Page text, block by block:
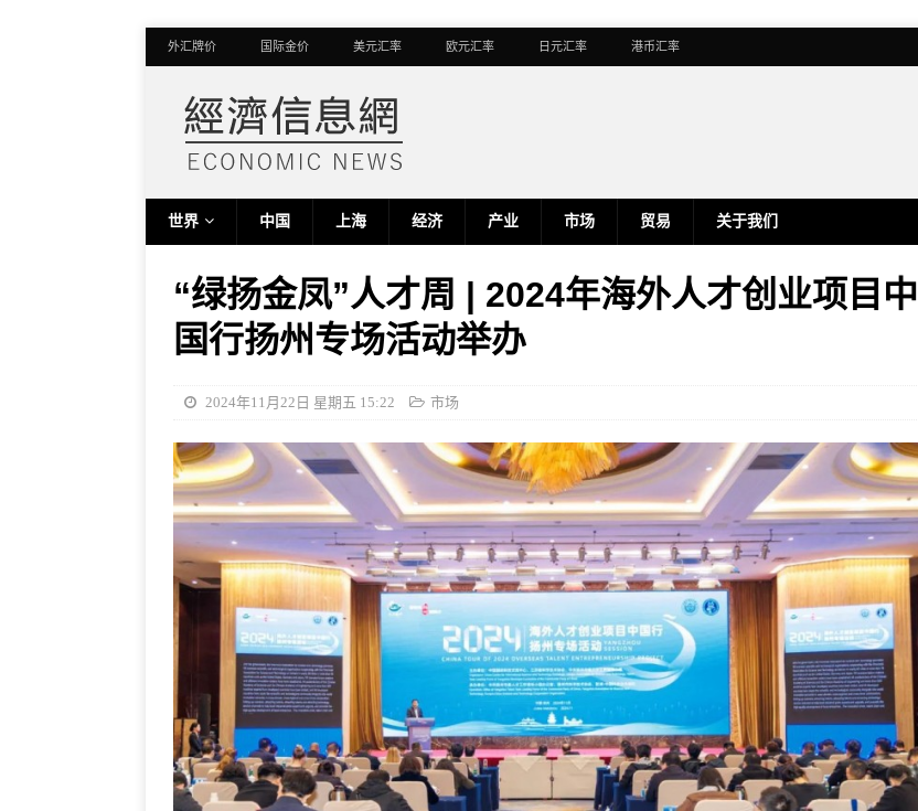
外汇牌价 国际金价 美元汇率 欧元汇率 日元汇率 港币汇率
世界 中国 上海 经济 产业 市场 贸易 关于我们
“绿扬金凤”人才周 | 2024年海外人才创业项目中
国行扬州专场活动举办
2024年11月22日 星期五 15:22 市场